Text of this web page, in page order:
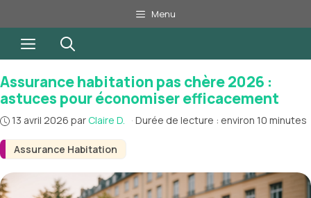
au
contenu
Menu
Menu
Assurance Habitation
Assurance habitation pas chère 2026 :
astuces pour économiser efficacement
13 avril 2026 par Claire D. · Durée de lecture : environ 10 minutes